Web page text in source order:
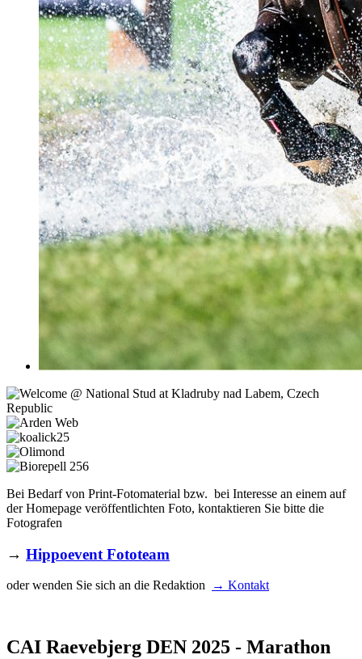
Bei Bedarf von Print-Fotomaterial bzw. bei Interesse an einem auf
der Homepage veröffentlichten Foto, kontaktieren Sie bitte die
Fotografen
→ Hippoevent Fototeam
oder wenden Sie sich an die Redaktion → Kontakt
CAI Raevebjerg DEN 2025 - Marathon